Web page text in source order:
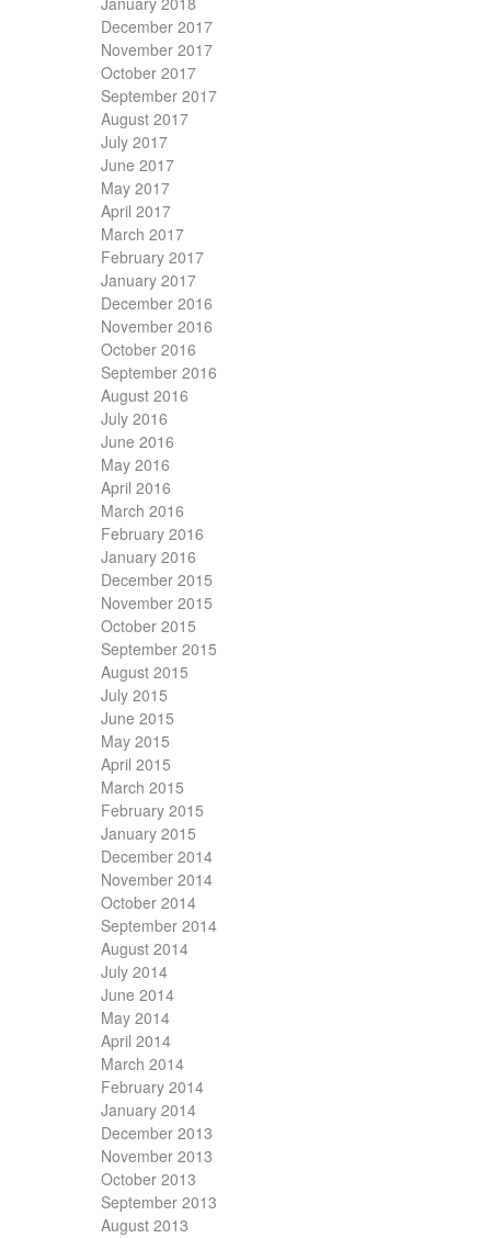
December 2017
November 2017
October 2017
September 2017
August 2017
July 2017
June 2017
May 2017
April 2017
March 2017
February 2017
January 2017
December 2016
November 2016
October 2016
September 2016
August 2016
July 2016
June 2016
May 2016
April 2016
March 2016
February 2016
January 2016
December 2015
November 2015
October 2015
September 2015
August 2015
July 2015
June 2015
May 2015
April 2015
March 2015
February 2015
January 2015
December 2014
November 2014
October 2014
September 2014
August 2014
July 2014
June 2014
May 2014
April 2014
March 2014
February 2014
January 2014
December 2013
November 2013
October 2013
September 2013
August 2013